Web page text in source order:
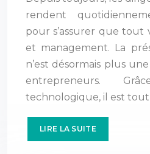
rendent
pour s’assurer que tout
et management. La
n’est désormais plus
entrepreneurs.
technologique, il est tout
LIRE LA SUITE